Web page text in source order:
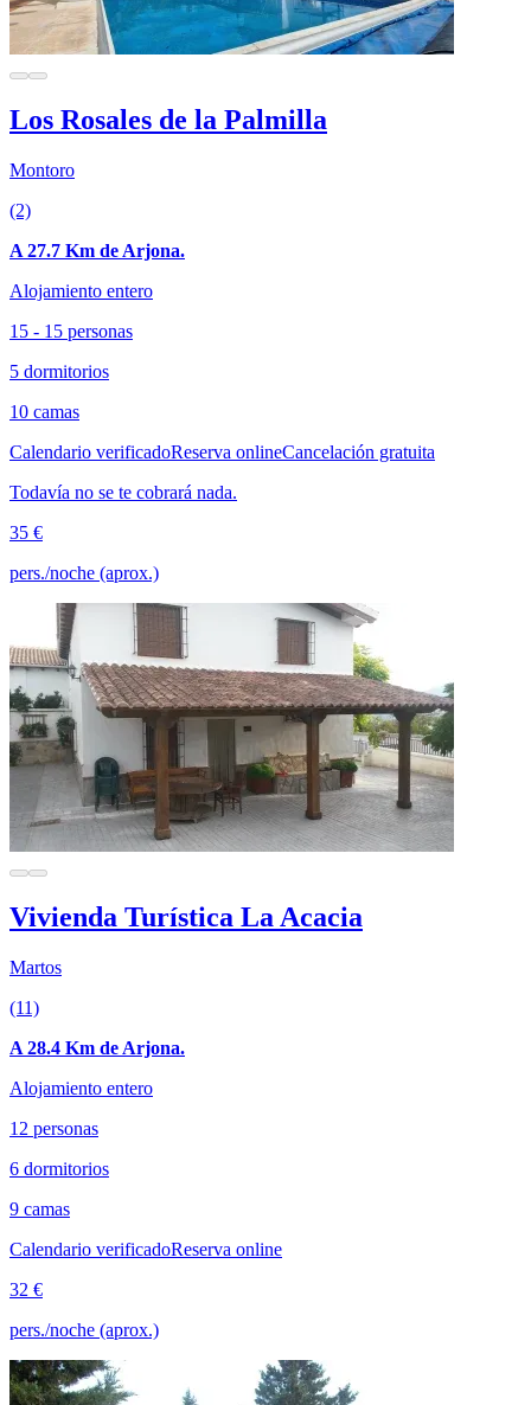
Los Rosales de la Palmilla
Montoro
(2)
A 27.7 Km de Arjona.
Alojamiento entero
15 - 15 personas
5 dormitorios
10 camas
Calendario verificadoReserva onlineCancelación gratuita
Todavía no se te cobrará nada.
35 €
pers./noche (aprox.)
Vivienda Turística La Acacia
Martos
(11)
A 28.4 Km de Arjona.
Alojamiento entero
12 personas
6 dormitorios
9 camas
Calendario verificadoReserva online
32 €
pers./noche (aprox.)